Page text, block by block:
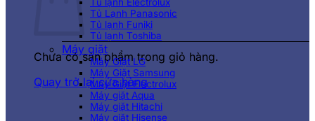
Chưa có sản phẩm trong giỏ hàng.
Quay trở lại cửa hàng
Tủ Lạnh Panasonic
Tủ lạnh Funiki
Tủ lạnh Toshiba
Máy giặt
Máy Giặt LG
Máy Giặt Samsung
Máy Giặt Electrolux
Máy giặt Aqua
Máy giặt Hitachi
Máy giặt Hisense